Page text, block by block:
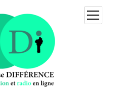
ouvrir
menu